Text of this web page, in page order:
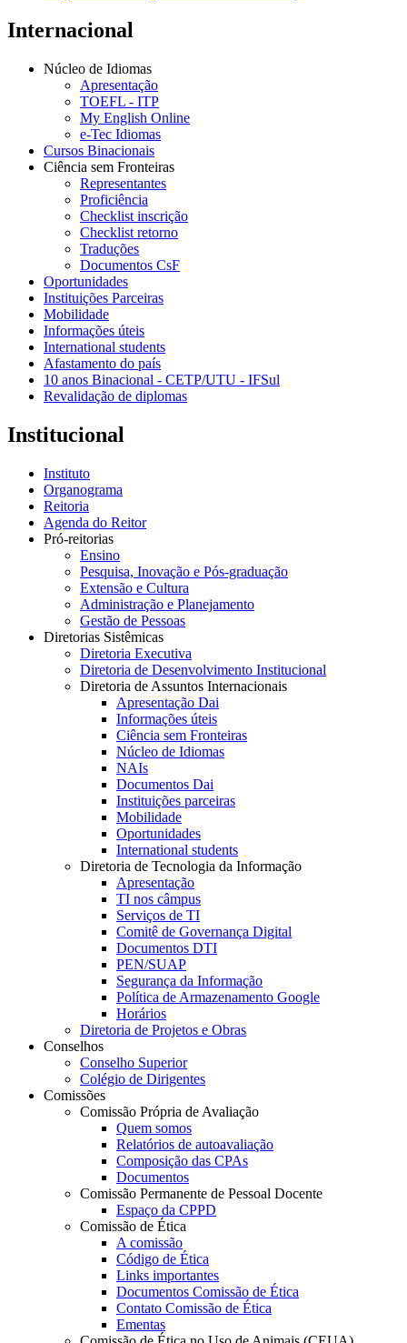
Internacional
Núcleo de Idiomas
Apresentação
TOEFL - ITP
My English Online
e-Tec Idiomas
Cursos Binacionais
Ciência sem Fronteiras
Representantes
Proficiência
Checklist inscrição
Checklist retorno
Traduções
Documentos CsF
Oportunidades
Instituições Parceiras
Mobilidade
Informações úteis
International students
Afastamento do país
10 anos Binacional - CETP/UTU - IFSul
Revalidação de diplomas
Institucional
Instituto
Organograma
Reitoria
Agenda do Reitor
Pró-reitorias
Ensino
Pesquisa, Inovação e Pós-graduação
Extensão e Cultura
Administração e Planejamento
Gestão de Pessoas
Diretorias Sistêmicas
Diretoria Executiva
Diretoria de Desenvolvimento Institucional
Diretoria de Assuntos Internacionais
Apresentação Dai
Informações úteis
Ciência sem Fronteiras
Núcleo de Idiomas
NAIs
Documentos Dai
Instituições parceiras
Mobilidade
Oportunidades
International students
Diretoria de Tecnologia da Informação
Apresentação
TI nos câmpus
Serviços de TI
Comitê de Governança Digital
Documentos DTI
PEN/SUAP
Segurança da Informação
Política de Armazenamento Google
Horários
Diretoria de Projetos e Obras
Conselhos
Conselho Superior
Colégio de Dirigentes
Comissões
Comissão Própria de Avaliação
Quem somos
Relatórios de autoavaliação
Composição das CPAs
Documentos
Comissão Permanente de Pessoal Docente
Espaço da CPPD
Comissão de Ética
A comissão
Código de Ética
Links importantes
Documentos Comissão de Ética
Contato Comissão de Ética
Ementas